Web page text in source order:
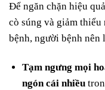
Để ngăn chặn hiệu
cò súng và giảm
bệnh, người bệnh nên
Tạm ngưng mọi
ngón cái nhiều